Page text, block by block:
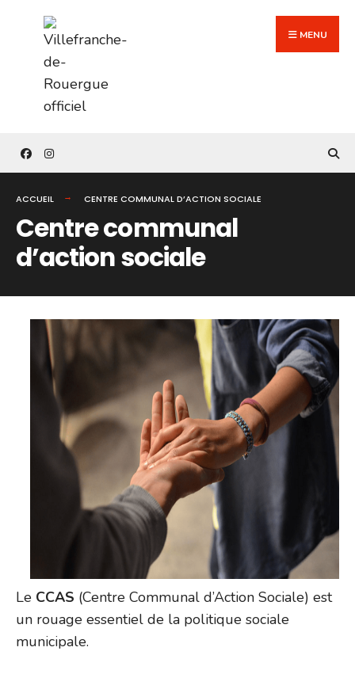
content
MENU
ACCUEIL CENTRE COMMUNAL D’ACTION SOCIALE
Centre communal
d’action sociale
Le CCAS (Centre Communal d’Action Sociale) est
un rouage essentiel de la politique sociale
municipale.
for: